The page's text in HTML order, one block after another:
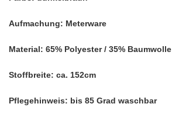
Aufmachung: Meterware
Material: 65% Polyester / 35% Baumwolle
Stoffbreite: ca. 152cm
Pflegehinweis: bis 85 Grad waschbar